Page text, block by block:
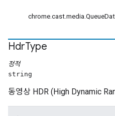
HdrType
정적
string
동영상 HDR (High Dynamic